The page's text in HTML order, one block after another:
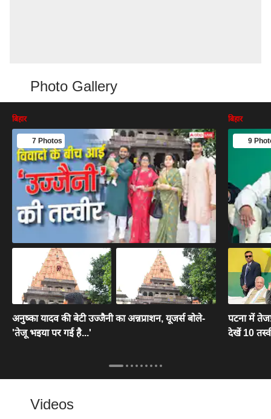
Photo Gallery
बिहार
7 Photos
अनुष्का यादव की बेटी उज्जैनी का अन्नप्राशन, यूजर्स बोले-
'तेजू भइया पर गई है...'
बिहार
9
पटना में
देखें 10
Videos